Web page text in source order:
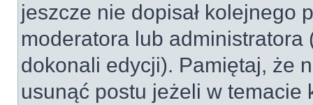
jeszcze nie dopisał kolejnego
moderatora lub
dokonali edycji). Pamiętaj, że
usunąć postu jeżeli w temacie